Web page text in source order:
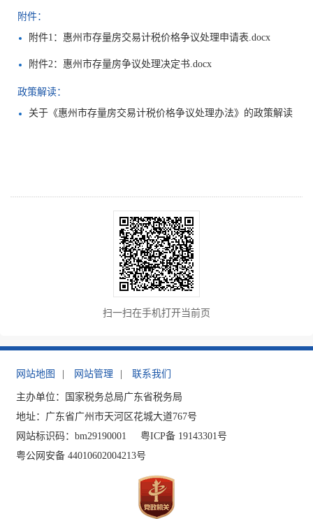
附件：
附件1：惠州市存量房交易计税价格争议处理申请表.docx
附件2：惠州市存量房争议处理决定书.docx
政策解读：
关于《惠州市存量房交易计税价格争议处理办法》的政策解读
扫一扫在手机打开当前页
网站地图 | 网站管理 | 联系我们
主办单位：国家税务总局广东省税务局
地址：广东省广州市天河区花城大道767号
网站标识码：bm29190001
粤ICP备 19143301号
粤公网安备 44010602004213号